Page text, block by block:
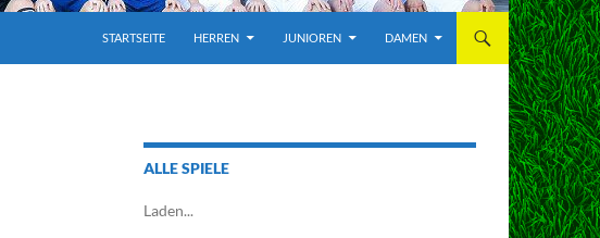
STARTSEITE HERREN JUNIOREN DAMEN
ALLE SPIELE
Laden...